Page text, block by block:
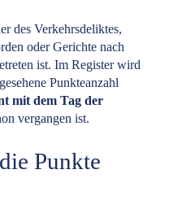
des Verkehrsdeliktes,
oder Gerichte nach
ist. Im Register wird
Punkteanzahl
mit dem Tag der
vergangen ist.
Punkte